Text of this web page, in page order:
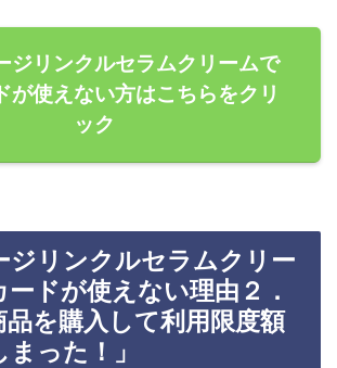
ジリンクルセラムクリームで
が使えない方はこちらをクリ
ック
ジリンクルセラムクリー
ドが使えない理由２．
品を購入して利用限度額
った！」